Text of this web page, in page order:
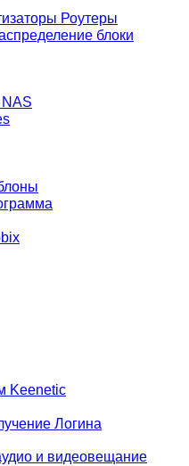
Роутеры
блоки
Keenetic
Логина
и видеовещание